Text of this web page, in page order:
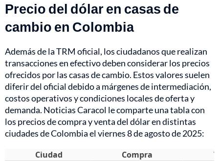
Precio del dólar en casas de
cambio en Colombia
Además de la TRM oficial, los ciudadanos que realizan
transacciones en efectivo deben considerar los precios
ofrecidos por las casas de cambio. Estos valores suelen
diferir del oficial debido a márgenes de intermediación,
costos operativos y condiciones locales de oferta y
demanda. Noticias Caracol le comparte una tabla con
los precios de compra y venta del dólar en distintas
ciudades de Colombia el viernes 8 de agosto de 2025:
Ciudad
Compra